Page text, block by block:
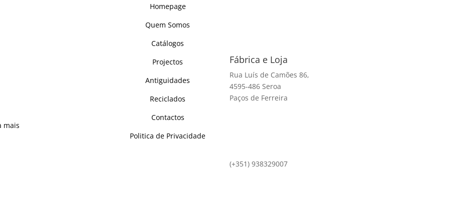
mais
Homepage
Quem Somos
Catálogos
Projectos
Antiguidades
Reciclados
Contactos
Politica de Privacidade
Fábrica e Loja
Rua Luís de Camões 86,
4595-486 Seroa
Paços de Ferreira
(+351) 938329007